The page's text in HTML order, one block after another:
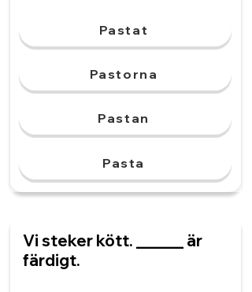
Pastat
Pastorna
Pastan
Pasta
Vi steker kött. ______ är
färdigt.